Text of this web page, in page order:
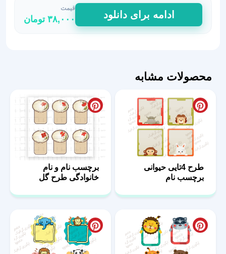
برچسب‌های
نام
خلاقانه
ادامه برای دانلود
قیمت
۳۸,۰۰۰ تومان
محصولات مشابه
طرح 4تایی حیوانی
برچسب نام
برچسب نام و نام
خانوادگی طرح گل